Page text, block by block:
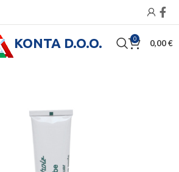
KONTA D.O.O. 0 0,00€